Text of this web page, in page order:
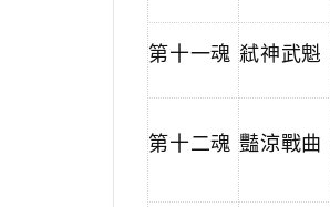
第十一魂 弒神武魁
第十二魂 豔涼戰曲